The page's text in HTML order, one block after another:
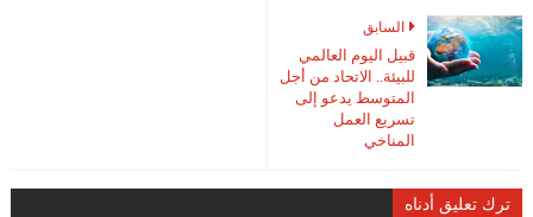
السابق
قبيل اليوم العالمي
للبيئة.. الاتحاد من أجل
المتوسط يدعو إلى
تسريع العمل
المناخي
ترك تعليق أدناه